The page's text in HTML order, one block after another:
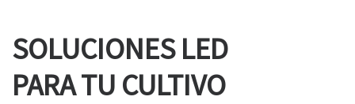
SOLUCIONES LED
PARA TU CULTIVO